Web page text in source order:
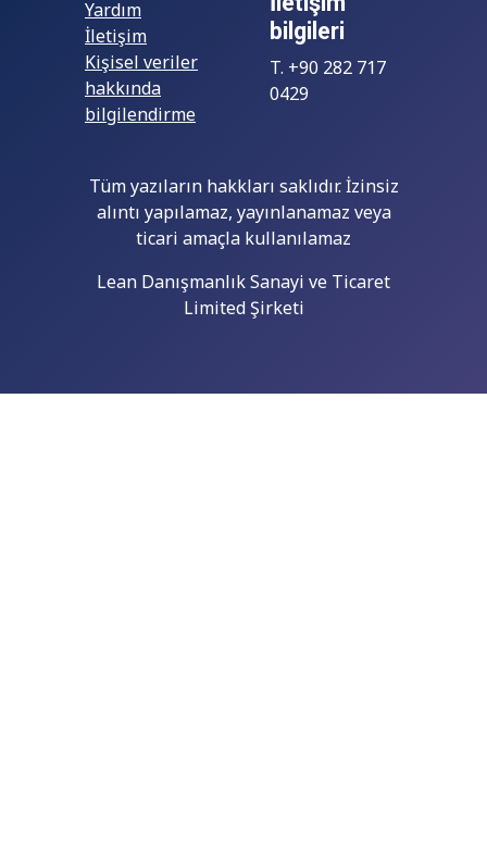
Yardım
İletişim
Kişisel veriler
hakkında
bilgilendirme
bilgileri
T. +90 282 717
0429
Tüm yazıların hakkları saklıdır. İzinsiz
alıntı yapılamaz, yayınlanamaz veya
ticari amaçla kullanılamaz
Lean Danışmanlık Sanayi ve Ticaret
Limited Şirketi